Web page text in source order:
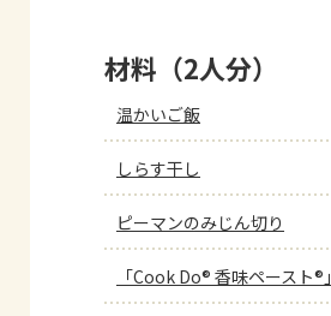
材料（2人分）
温かいご飯
しらす干し
ピーマンのみじん切り
「Cook Do® 香味ペースト®」